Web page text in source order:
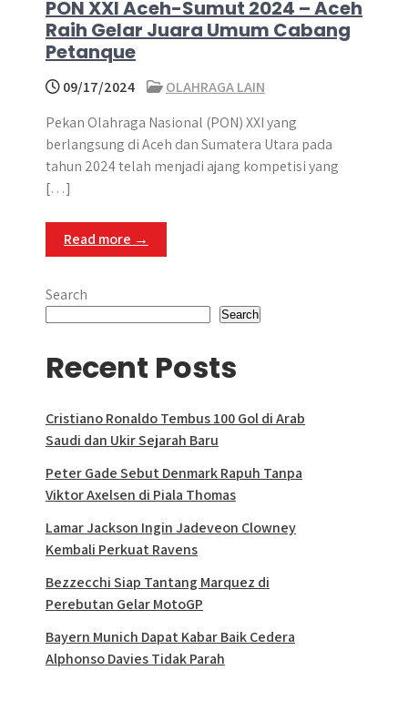
PON XXI Aceh-Sumut 2024 – Aceh
Raih Gelar Juara Umum Cabang
Petanque
09/17/2024
OLAHRAGA LAIN
Pekan Olahraga Nasional (PON) XXI yang
berlangsung di Aceh dan Sumatera Utara pada
tahun 2024 telah menjadi ajang kompetisi yang
[…]
Read more →
Search
Search
Recent Posts
Cristiano Ronaldo Tembus 100 Gol di Arab
Saudi dan Ukir Sejarah Baru
Peter Gade Sebut Denmark Rapuh Tanpa
Viktor Axelsen di Piala Thomas
Lamar Jackson Ingin Jadeveon Clowney
Kembali Perkuat Ravens
Bezzecchi Siap Tantang Marquez di
Perebutan Gelar MotoGP
Bayern Munich Dapat Kabar Baik Cedera
Alphonso Davies Tidak Parah